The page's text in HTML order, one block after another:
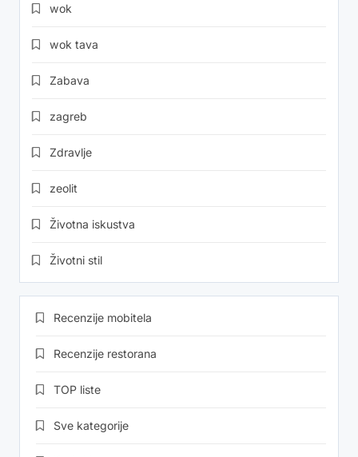
wok
wok tava
Zabava
zagreb
Zdravlje
zeolit
Životna iskustva
Životni stil
Recenzije mobitela
Recenzije restorana
TOP liste
Sve kategorije